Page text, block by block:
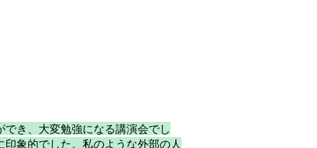
き、大変勉強になる講演会でし
象的でした。私のような外部の人